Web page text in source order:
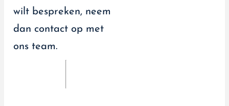
wilt bespreken, neem
dan contact op met
ons team.